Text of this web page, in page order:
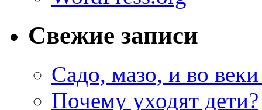
Свежие записи
Садо, мазо, и во веки
Почему уходят дети?